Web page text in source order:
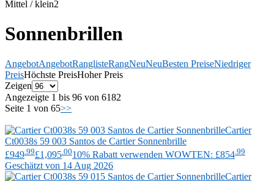
Mittel / klein2
Sonnenbrillen
AngebotAngebotRanglisteRangNeuNeuBesten PreiseNiedriger
PreisHöchste PreisHoher Preis
Zeigen
Angezeigte 1 bis 96 von 6182
Seite 1 von 65>>
Cartier
Ct0038s 59 003 Santos de Cartier Sonnenbrille
£949 .99£1,095 .0010% Rabatt verwenden WOWTEN: £854 .99
Geschätzt von 14 Aug 2026
Cartier